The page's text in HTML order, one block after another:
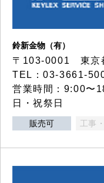
鈴新金物（有）
〒103-0001 東京
TEL：03-3661-
営業時間：9:00〜
日・祝祭日
販売可 工事